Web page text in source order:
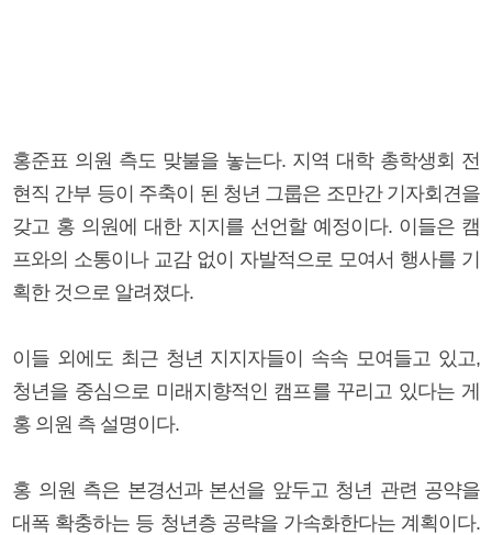
홍준표 의원 측도 맞불을 놓는다. 지역 대학 총학생회 전
현직 간부 등이 주축이 된 청년 그룹은 조만간 기자회견을
갖고 홍 의원에 대한 지지를 선언할 예정이다. 이들은 캠
프와의 소통이나 교감 없이 자발적으로 모여서 행사를 기
획한 것으로 알려졌다.
이들 외에도 최근 청년 지지자들이 속속 모여들고 있고,
청년을 중심으로 미래지향적인 캠프를 꾸리고 있다는 게
홍 의원 측 설명이다.
홍 의원 측은 본경선과 본선을 앞두고 청년 관련 공약을
대폭 확충하는 등 청년층 공략을 가속화한다는 계획이다.